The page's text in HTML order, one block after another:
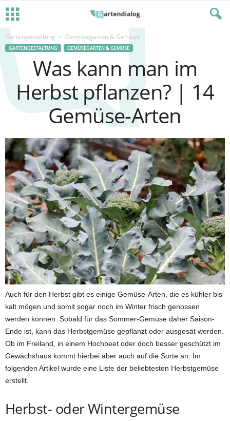
Gartengestaltung Gemüsegarten & Gemüse
GARTENGESTALTUNG GEMÜSEGARTEN & GEMÜSE
Was kann man im
Herbst pflanzen? | 14
Gemüse-Arten
Auch für den Herbst gibt es einige Gemüse-Arten, die es kühler bis
kalt mögen und somit sogar noch im Winter frisch genossen
werden können. Sobald für das Sommer-Gemüse daher Saison-
Ende ist, kann das Herbstgemüse gepflanzt oder ausgesät werden.
Ob im Freiland, in einem Hochbeet oder doch besser geschützt im
Gewächshaus kommt hierbei aber auch auf die Sorte an. Im
folgenden Artikel wurde eine Liste der beliebtesten Herbstgemüse
erstellt.
Herbst- oder Wintergemüse